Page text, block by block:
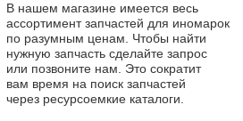
В нашем магазине имеется весь
ассортимент запчастей для иномарок
по разумным ценам. Чтобы найти
нужную запчасть сделайте запрос
или позвоните нам. Это сократит
вам время на поиск запчастей
через ресурсоемкие каталоги.